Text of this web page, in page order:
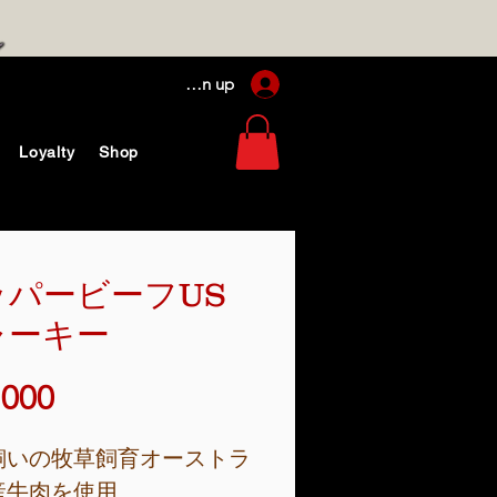
Log In / Sign up
Loyalty Shop
パービーフUS
キー
価
格
いの牧草飼育オーストラ
肉を使用